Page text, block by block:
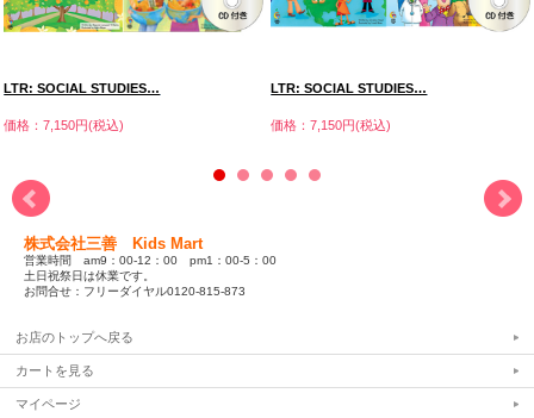
LTR: SOCIAL STUDIES…
価格：7,150円(税込)
LTR: SOCIAL STUDIES…
価格：7,150円(税込)
株式会社三善 Kids Mart
営業時間 am9：00-12：00 pm1：00-5：00
土日祝祭日は休業です。
お問合せ：フリーダイヤル0120-815-873
お店のトップへ戻る
カートを見る
マイページ